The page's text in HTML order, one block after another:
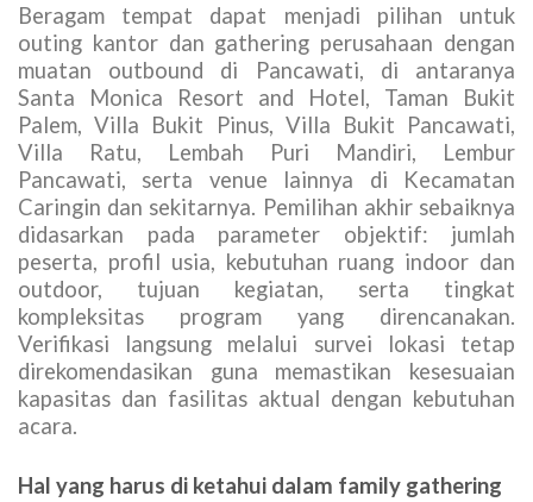
Beragam tempat dapat menjadi pilihan untuk
outing kantor dan gathering perusahaan dengan
muatan outbound di Pancawati, di antaranya
Santa Monica Resort and Hotel, Taman Bukit
Palem, Villa Bukit Pinus, Villa Bukit Pancawati,
Villa Ratu, Lembah Puri Mandiri, Lembur
Pancawati, serta venue lainnya di Kecamatan
Caringin dan sekitarnya. Pemilihan akhir sebaiknya
didasarkan pada parameter objektif: jumlah
peserta, profil usia, kebutuhan ruang indoor dan
outdoor, tujuan kegiatan, serta tingkat
kompleksitas program yang direncanakan.
Verifikasi langsung melalui survei lokasi tetap
direkomendasikan guna memastikan kesesuaian
kapasitas dan fasilitas aktual dengan kebutuhan
acara.
Hal yang harus di ketahui dalam family gathering